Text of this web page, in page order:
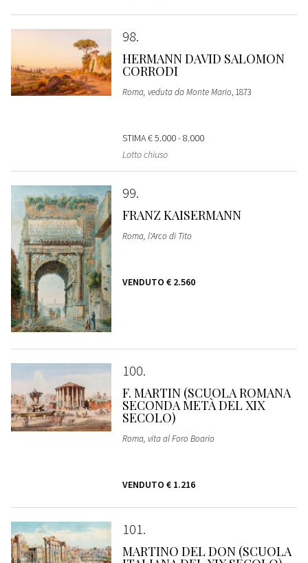
98
HERMANN DAVID SALOMON
CORRODI
Roma, veduta da Monte Mario, 1873
STIMA€ 5.000 - 8.000
Lotto chiuso
99
FRANZ KAISERMANN
Roma, l'Arco di Tito
VENDUTO € 2.560
100
F. MARTIN (SCUOLA ROMANA
SECONDA METÀ DEL XIX
SECOLO)
Roma, vita al Foro Boario
VENDUTO € 1.216
101
MARTINO DEL DON (SCUOLA